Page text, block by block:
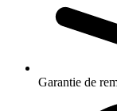
Garantie de